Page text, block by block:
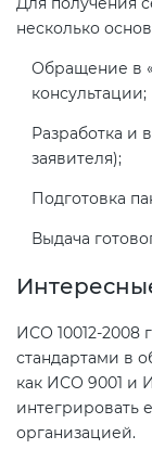
несколько
Обращение в
консультации;
Разработка и
заявителя);
Подготовка
Выдача
ИСО 10012-2008
стандартами в
как ИСО 9001 и
интегрировать
организацией.
Сертификация
(ТР ТС 007)
019)